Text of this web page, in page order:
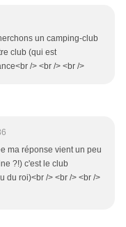
un camping-club
club (qui est
/> <br /> <br />
ma réponse vient un peu
?!) c'est le club
du roi)<br /> <br /> <br />